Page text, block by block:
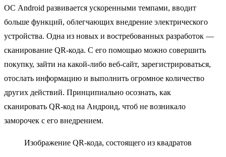
ОС Android развивается ускоренными темпами, вводит
больше функций, облегчающих внедрение электрического
устройства. Одна из новых и востребованных разработок —
сканирование QR-кода. С его помощью можно совершить
покупку, зайти на какой-либо веб-сайт, зарегистрироваться,
отослать информацию и выполнить огромное количество
других действий. Принципиально осознать, как
сканировать QR-код на Андроид, чтоб не возникало
заморочек с его внедрением.
Изображение QR-кода, состоящего из квадратов